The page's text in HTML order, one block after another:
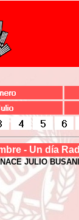
- Un día
NACE JULIO